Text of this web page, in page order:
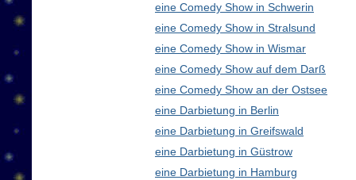
eine Comedy Show in Schwerin
eine Comedy Show in Stralsund
eine Comedy Show in Wismar
eine Comedy Show auf dem Darß
eine Comedy Show an der Ostsee
eine Darbietung in Berlin
eine Darbietung in Greifswald
eine Darbietung in Güstrow
eine Darbietung in Hamburg